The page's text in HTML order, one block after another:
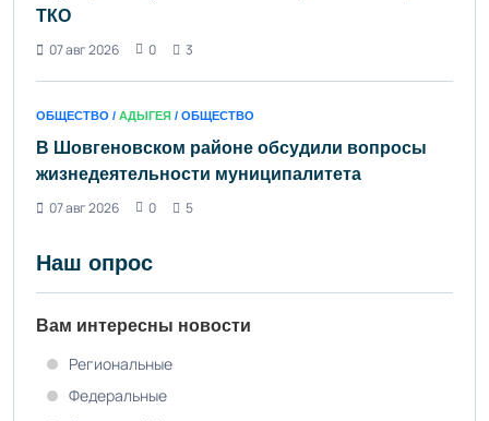
ТКО
07 авг 2026
0 3
ОБЩЕСТВО / АДЫГЕЯ / ОБЩЕСТВО
В Шовгеновском районе обсудили вопросы
жизнедеятельности муниципалитета
07 авг 2026
0 5
Наш опрос
Вам интересны новости
Региональные
Федеральные